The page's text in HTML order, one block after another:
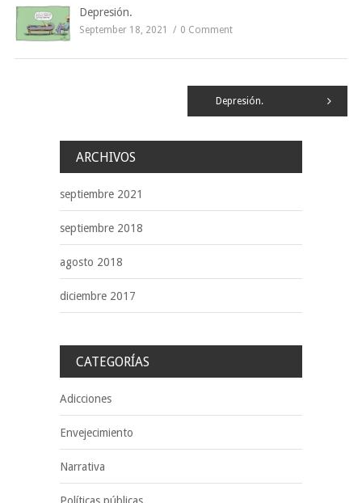
Depresión.
September 18, 2021 0 Comment
entradas
Depresión.
ARCHIVOS
septiembre 2021
septiembre 2018
agosto 2018
diciembre 2017
CATEGORÍAS
Adicciones
Envejecimiento
Narrativa